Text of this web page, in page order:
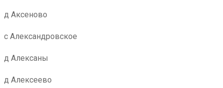
д Аксеново
с Александровское
д Алексаны
д Алексеево